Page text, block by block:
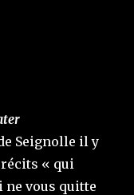
Seignolle il y
« qui
ne vous quitte